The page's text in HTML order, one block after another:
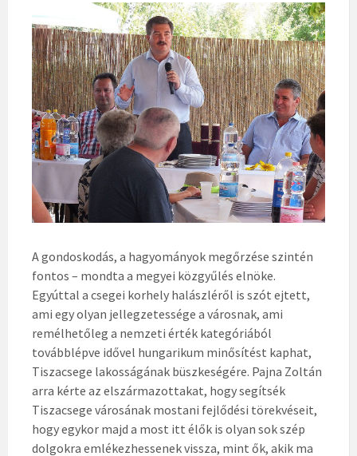
A gondoskodás, a hagyományok megőrzése szintén
fontos – mondta a megyei közgyűlés elnöke.
Egyúttal a csegei korhely halászléről is szót ejtett,
ami egy olyan jellegzetessége a városnak, ami
remélhetőleg a nemzeti érték kategóriából
továbblépve idővel hungarikum minősítést kaphat,
Tiszacsege lakosságának büszkeségére. Pajna Zoltán
arra kérte az elszármazottakat, hogy segítsék
Tiszacsege városának mostani fejlődési törekvéseit,
hogy egykor majd a most itt élők is olyan sok szép
dolgokra emlékezhessenek vissza, mint ők, akik ma